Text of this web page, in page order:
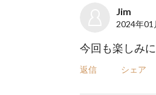
Jim
2024年01
今回も楽しみ
返信 シェア